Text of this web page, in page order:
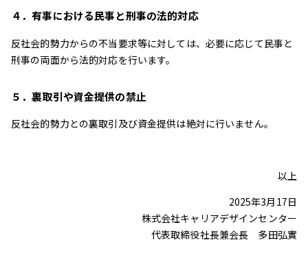
４．有事における民事と刑事の法的対応
反社会的勢力からの不当要求等に対しては、必要に応じて民事と
刑事の両面から法的対応を行います。
５．裏取引や資金提供の禁止
反社会的勢力との裏取引及び資金提供は絶対に行いません。
以上
2025年3月17日
株式会社キャリアデザインセンター
代表取締役社長兼会長 多田弘實